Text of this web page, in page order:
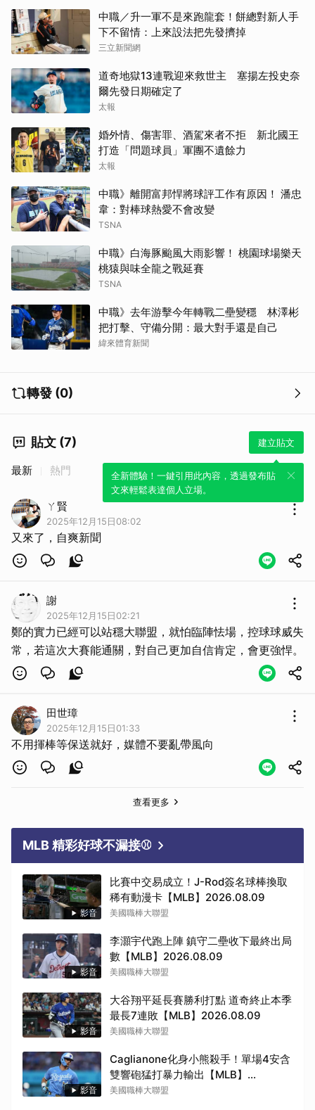
中職／升一軍不是來跑龍套！餅總對新人手
下不留情：上來設法把先發擠掉
三立新聞網
道奇地獄13連戰迎來救世主 塞揚左投史奈
爾先發日期確定了
太報
婚外情、傷害罪、酒駕來者不拒 新北國王
打造「問題球員」軍團不遺餘力
太報
中職》離開富邦悍將球評工作有原因！ 潘忠
韋：對棒球熱愛不會改變
TSNA
中職》白海豚颱風大雨影響！ 桃園球場樂天
桃猿與味全龍之戰延賽
TSNA
中職》去年游擊今年轉戰二壘變穩 林澤彬
把打擊、守備分開：最大對手還是自己
緯來體育新聞
轉發 (0)
貼文 (7) 建立貼文
全新體驗！一鍵引用此內容，透過發布貼
文來輕鬆表達個人立場。
最新 熱門
ㄚ賢
2025年12月15日08:02
又來了，自爽新聞
謝
2025年12月15日02:21
鄭的實力已經可以站穩大聯盟，就怕臨陣怯場，控球球威失
常，若這次大賽能通關，對自己更加自信肯定，會更強悍。
田世璋
2025年12月15日01:33
不用揮棒等保送就好，媒體不要亂帶風向
查看更多
MLB 精彩好球不漏接⚾
影音
比賽中交易成立！J-Rod簽名球棒換取
稀有動漫卡【MLB】2026.08.09
美國職棒大聯盟
影音
李灝宇代跑上陣 鎮守二壘收下最終出局
數【MLB】2026.08.09
美國職棒大聯盟
影音
大谷翔平延長賽勝利打點 道奇終止本季
最長7連敗【MLB】2026.08.09
美國職棒大聯盟
影音
Caglianone化身小熊殺手！單場4安含
雙響砲猛打暴力輸出【MLB】
2026.08.09
美國職棒大聯盟